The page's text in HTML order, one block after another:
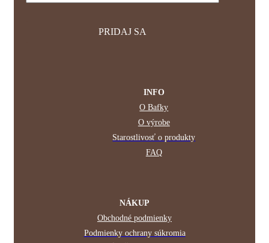
INFO
O Bafky
O výrobe
Starostlivosť o produkty
FAQ
NÁKUP
Obchodné podmienky
Podmienky ochrany súkromia